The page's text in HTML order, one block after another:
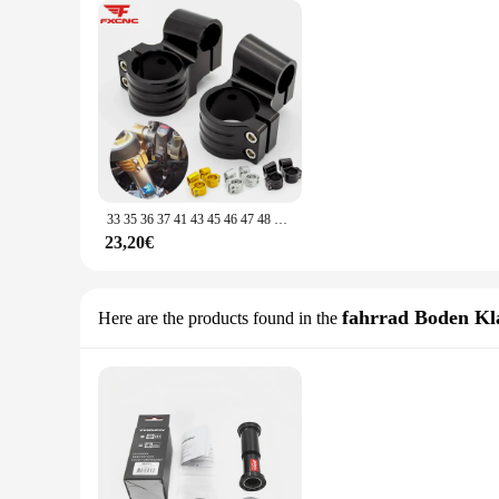
33 35 36 37 41 43 45 46 47 48 50 51 52 53mm 7/8 "Universal-CNC-Motorrad 1" Richt lenker clip auf Kopf klemmen
23,20€
Here are the products found in the fahrrad Boden